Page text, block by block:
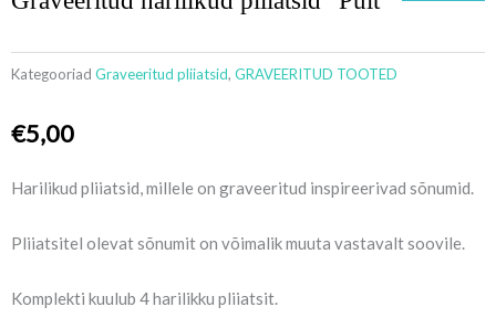
Kategooriad Graveeritud pliiatsid, GRAVEERITUD TOOTED
€5,00
Harilikud pliiatsid, millele on graveeritud inspireerivad sõnumid.
Pliiatsitel olevat sõnumit on võimalik muuta vastavalt soovile.
Komplekti kuulub 4 harilikku pliiatsit.